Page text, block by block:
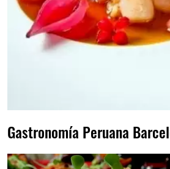
Gastronomía Peruana